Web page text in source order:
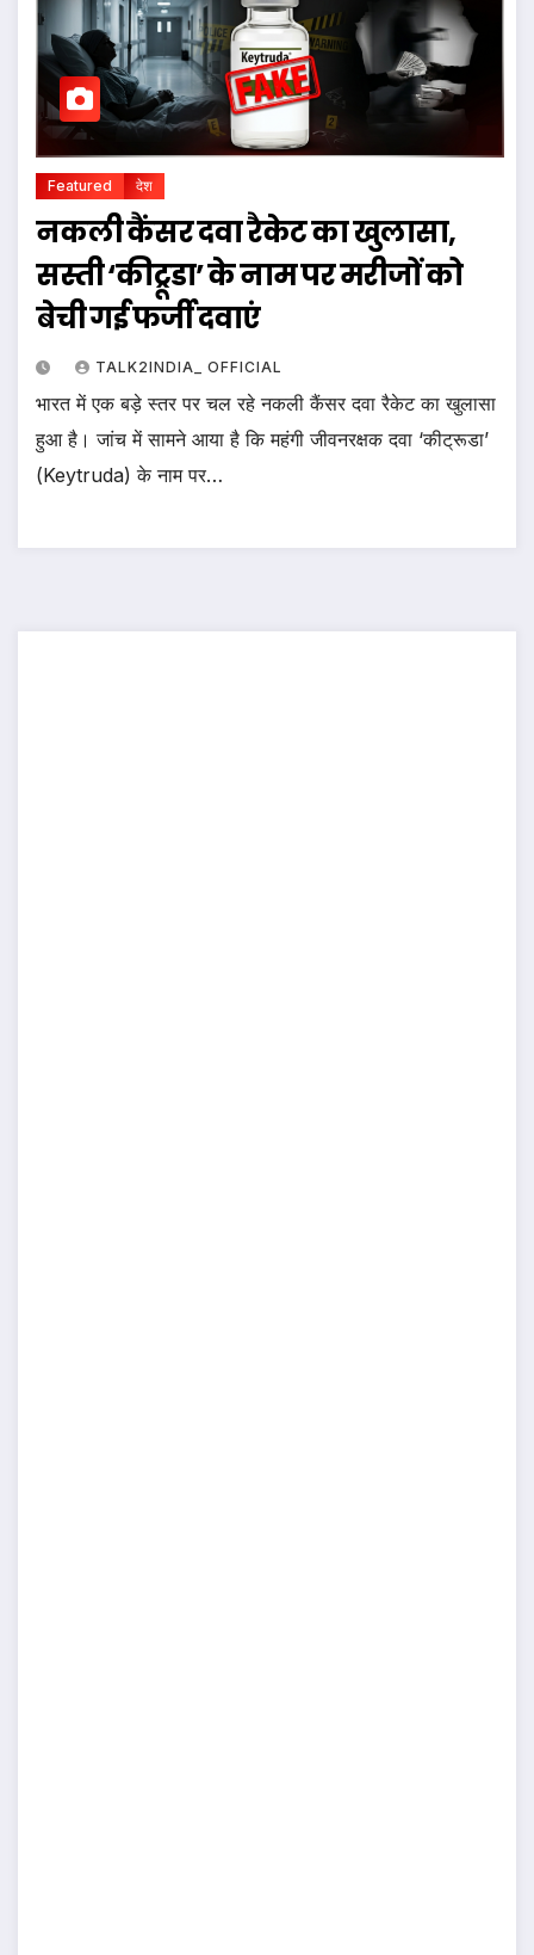
Featured देश
नकली कैंसर दवा रैकेट का खुलासा,
सस्ती ‘कीट्रूडा’ के नाम पर मरीजों को
बेची गई फर्जी दवाएं
TALK2INDIA_ OFFICIAL
भारत में एक बड़े स्तर पर चल रहे नकली कैंसर दवा रैकेट का खुलासा
हुआ है। जांच में सामने आया है कि महंगी जीवनरक्षक दवा ‘कीट्रूडा’
(Keytruda) के नाम पर…